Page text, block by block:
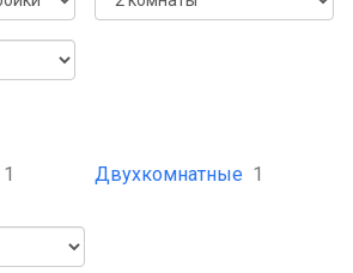
1 Двухкомнатные 1